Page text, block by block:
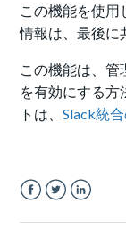
この機能を使用
情報は、最後に
この機能は、管
を有効にする方
トは、Slack統